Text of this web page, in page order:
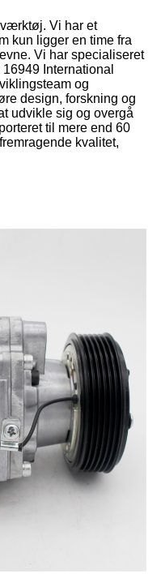
Vi har et
kun ligger en time fra
Vi har specialiseret
International
og
design, forskning og
udvikle sig og overgå
til mere end 60
kvalitet,